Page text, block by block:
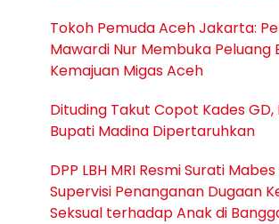
Tokoh Pemuda Aceh Jakarta:
Mawardi Nur Membuka Peluang
Kemajuan Migas Aceh
Dituding Takut Copot Kades
Bupati Madina Dipertaruhkan
DPP LBH MRI Resmi Surati
Supervisi Penanganan Dugaan
Seksual terhadap Anak di